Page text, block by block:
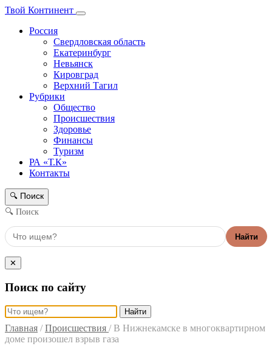
Твой Континент
Россия
Свердловская область
Екатеринбург
Невьянск
Кировград
Верхний Тагил
Рубрики
Общество
Происшествия
Здоровье
Финансы
Туризм
РА «Т.К»
Контакты
🔍 Поиск
🔍 Поиск
Найти
✕
Поиск по сайту
Найти
Главная / Происшествия / В Нижнекамске в многоквартирном
доме произошел взрыв газа